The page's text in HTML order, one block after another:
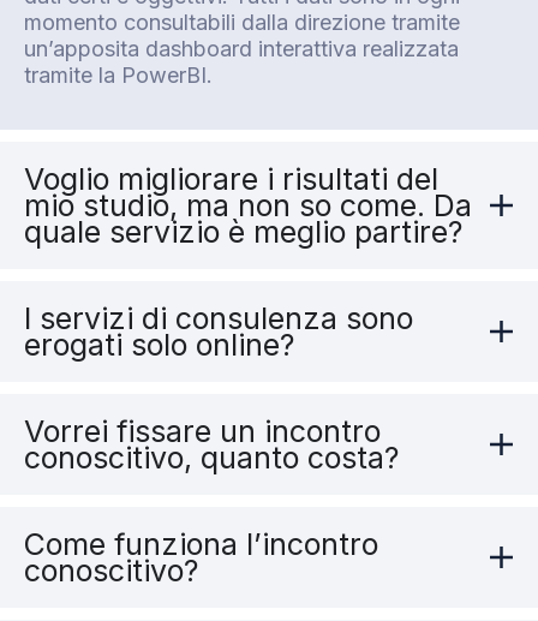
momento consultabili dalla direzione tramite
un’apposita dashboard interattiva realizzata
tramite la PowerBI.
Voglio migliorare i risultati del
mio studio, ma non so come. Da
quale servizio è meglio partire?
I servizi di consulenza sono
erogati solo online?
Vorrei fissare un incontro
conoscitivo, quanto costa?
Come funziona l’incontro
conoscitivo?